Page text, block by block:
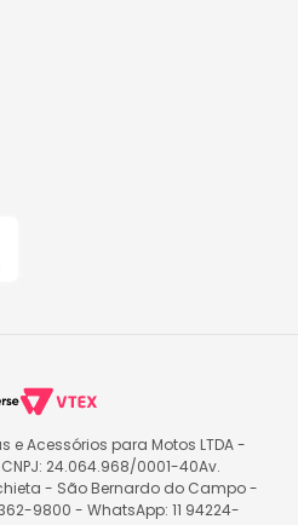
e Acessórios para Motos LTDA -
24.064.968/0001-40Av.
- São Bernardo do Campo -
9800 - WhatsApp: 11 94224-